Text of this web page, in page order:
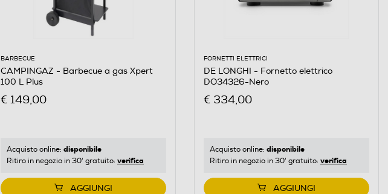
BARBECUE
CAMPINGAZ - Barbecue a gas Xpert
100 L Plus
€ 149,00
Acquisto online: disponibile
Ritiro in negozio in 30' gratuito: verifica
AGGIUNGI
FORNETTI ELETTRICI
DE LONGHI - Fornetto elettrico
DO34326-Nero
€ 334,00
Acquisto online: disponibile
Ritiro in negozio in 30' gratuito: verifica
AGGIUNGI